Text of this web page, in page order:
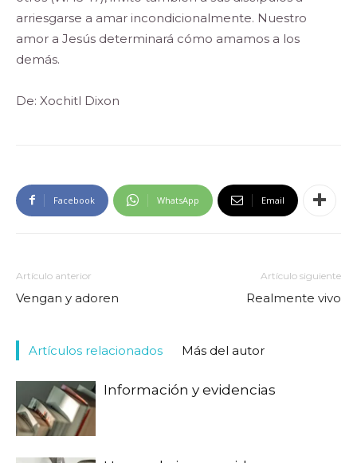
arriesgarse a amar incondicionalmente. Nuestro
amor a Jesús determinará cómo amamos a los
demás.
De: Xochitl Dixon
Facebook WhatsApp Email
Artículo anterior
Vengan y adoren
Artículo siguiente
Realmente vivo
Artículos relacionados Más del autor
Información y evidencias